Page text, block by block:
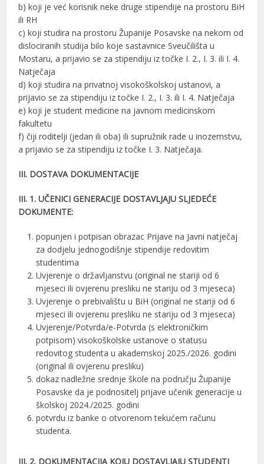
b) koji je već korisnik neke druge stipendije na prostoru BiH
ili RH
c) koji studira na prostoru Županije Posavske na nekom od
dislociranih studija bilo koje sastavnice Sveučilišta u
Mostaru, a prijavio se za stipendiju iz točke I. 2., I. 3. ili I. 4.
Natječaja
d) koji studira na privatnoj visokoškolskoj ustanovi, a
prijavio se za stipendiju iz točke I. 2., I. 3. ili I. 4. Natječaja
e) koji je student medicine na javnom medicinskom
fakultetu
f) čiji roditelji (jedan ili oba) ili supružnik rade u inozemstvu,
a prijavio se za stipendiju iz točke I. 3. Natječaja.
III. DOSTAVA DOKUMENTACIJE
III. 1. UČENICI GENERACIJE DOSTAVLJAJU SLJEDEĆE
DOKUMENTE:
popunjen i potpisan obrazac Prijave na Javni natječaj
za dodjelu jednogodišnje stipendije redovitim
studentima
Uvjerenje o državljanstvu (original ne stariji od 6
mjeseci ili ovjerenu presliku ne stariju od 3 mjeseca)
Uvjerenje o prebivalištu u BiH (original ne stariji od 6
mjeseci ili ovjerenu presliku ne stariju od 3 mjeseca)
Uvjerenje/Potvrda/e-Potvrda (s elektroničkim
potpisom) visokoškolske ustanove o statusu
redovitog studenta u akademskoj 2025./2026. godini
(original ili ovjerenu presliku)
dokaz nadležne srednje škole na području Županije
Posavske da je podnositelj prijave učenik generacije u
školskoj 2024./2025. godini
potvrdu iz banke o otvorenom tekućem računu
studenta.
III. 2. DOKUMENTACIJA KOJU DOSTAVLJAJU STUDENTI